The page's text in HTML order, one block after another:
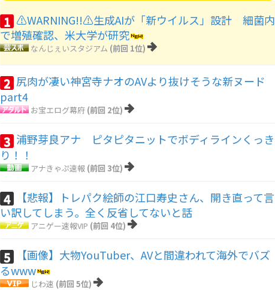
1 ⚠WARNING!!⚠生成AIが「新ウイルス」設計 細菌内
で増殖確認、米大学が研究
なんじぇいスタジアム (前回 1位)
2 尻肉が凄い神宮寺ナオのAVより抜けそうな新ヌード
part4
お宝エログ幕府 (前回 2位)
3 浦野芽良アナ ピタピタニットでボディラインくっき
り！！
アナきゃぷ速報 (前回 3位)
4
【悲報】トレパク絵師の江口寿史さん、開き直って言
い訳してしまう。全く反省してないと話
アニゲー速報VIP (前回 4位)
5
【画像】大物YouTuber、AVと間違われて海外でバズ
るwww
じわ速 (前回 5位)